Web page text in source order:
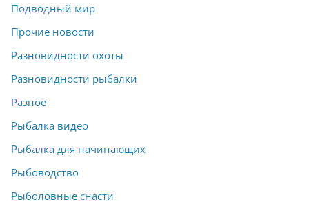
Подводный мир
Прочие новости
Разновидности охоты
Разновидности рыбалки
Разное
Рыбалка видео
Рыбалка для начинающих
Рыбоводство
Рыболовные снасти